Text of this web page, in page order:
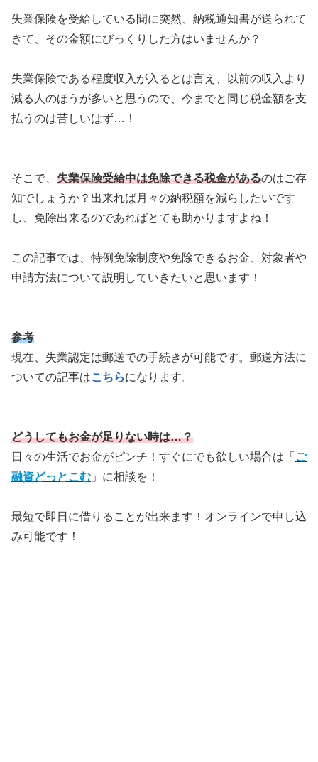
失業保険を受給している間に突然、納税通知書が送られて
きて、その金額にびっくりした方はいませんか？
失業保険である程度収入が入るとは言え、以前の収入より
減る人のほうが多いと思うので、今までと同じ税金額を支
払うのは苦しいはず…！
そこで、 失業保険受給中は免除できる税金があるのはご存
知でしょうか？出来れば月々の納税額を減らしたいです
し、免除出来るのであればとても助かりますよね！
この記事では、特例免除制度や免除できるお金、対象者や
申請方法について説明していきたいと思います！
参考
現在、失業認定は郵送での手続きが可能です。郵送方法に
ついての記事はこちらになります。
どうしてもお金が足りない時は…？
日々の生活でお金がピンチ！すぐにでも欲しい場合は「 ご
融資どっとこむ 」に相談を！
最短で即日に借りることが出来ます！オンラインで申し込
み可能です！